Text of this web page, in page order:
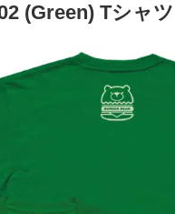
(Green) Tシャツ